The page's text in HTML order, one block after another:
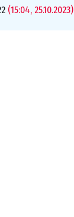
(15:04, 25.10.2023)